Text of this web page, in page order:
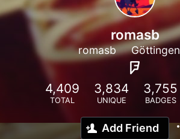
romasb
romasb Göttingen
4,409
TOTAL
3,834
UNIQUE
3,755
BADGES
Add Friend